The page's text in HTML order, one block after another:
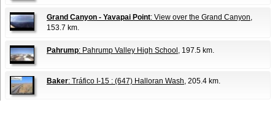
Grand Canyon - Yavapai Point: View over the Grand Canyon,
153.7 km.
Pahrump: Pahrump Valley High School , 197.5 km.
Baker: Tráfico I-15 : (647) Halloran Wash, 205.4 km.